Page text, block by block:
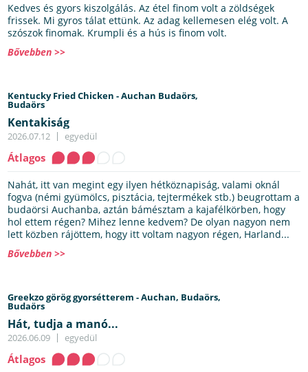
Kedves és gyors kiszolgálás. Az étel finom volt a zöldségek
frissek. Mi gyros tálat ettünk. Az adag kellemesen elég volt. A
szószok finomak. Krumpli és a hús is finom volt.
Bővebben >>
Kentucky Fried Chicken - Auchan Budaörs,
Budaörs
Kentakiság
2026.07.12 egyedül
Átlagos
Nahát, itt van megint egy ilyen hétköznapiság, valami oknál
fogva (némi gyümölcs, pisztácia, tejtermékek stb.) beugrottam a
budaörsi Auchanba, aztán bámésztam a kajafélkörben, hogy
hol ettem régen? Mihez lenne kedvem? De olyan nagyon nem
lett közben rájöttem, hogy itt voltam nagyon régen, Harland...
Bővebben >>
Greekzo görög gyorsétterem - Auchan, Budaörs,
Budaörs
Hát, tudja a manó...
2026.06.09 egyedül
Átlagos